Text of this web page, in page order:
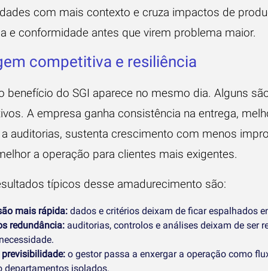
com mais contexto e cruza impactos de
e conformidade antes que virem problema maior.
competitiva e resiliência
benefício do SGI aparece no mesmo dia. Alguns
A empresa ganha consistência na entrega,
auditorias, sustenta crescimento com menos
a operação para clientes mais exigentes.
típicos desse amadurecimento são:
mais rápida: dados e critérios deixam de ficar espalhados
redundância: auditorias, controlos e análises deixam de ser
o gestor passa a enxergar a operação como
departamentos isolados.